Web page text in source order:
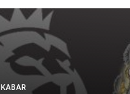
KABAR